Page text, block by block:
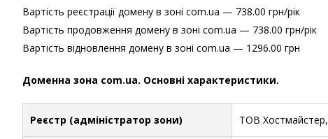
Вартість реєстрації домену в зоні com.ua — 738.00 грн/рік
Вартість продовження домену в зоні com.ua — 738.00 грн/рік
Вартість відновлення домену в зоні com.ua — 1296.00 грн
Доменна зона com.ua. Основні характеристики.
Реєстр (адміністратор зони) ТОВ Хостмайстер,